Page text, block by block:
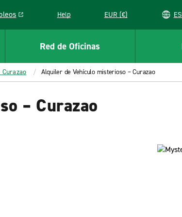
opens in a new window
Help EUR (€)
Red de Oficinas
Alquiler de Vehículo misterioso – Curazao
– Curazao